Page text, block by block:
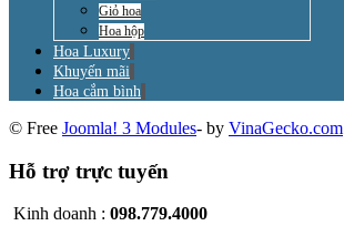
Giỏ hoa
Hoa hộp
Hoa Luxury
Khuyến mãi
Hoa cắm bình
© Free Joomla! 3 Modules- by VinaGecko.com
Hỗ trợ trực tuyến
Kinh doanh : 098.779.4000